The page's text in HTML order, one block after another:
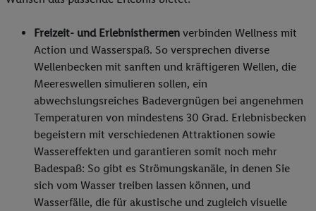
Freizeit- und Erlebnisthermen verbinden Wellness mit
Action und Wasserspaß. So versprechen diverse
Wellenbecken mit sanften und kräftigeren Wellen, die
Meereswellen simulieren sollen, ein
abwechslungsreiches Badevergnügen bei angenehmen
Temperaturen von mindestens 30 Grad. Erlebnisbecken
begeistern mit verschiedenen Attraktionen sowie
Wassereffekten und garantieren somit noch mehr
Badespaß: So gibt es Strömungskanäle, in denen Sie
sich vom Wasser treiben lassen können, und
Wasserfälle, die für akustische und zugleich visuelle